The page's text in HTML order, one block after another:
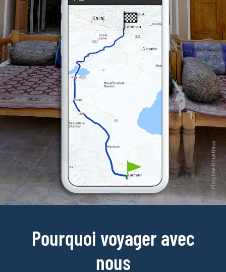
Pourquoi voyager avec
nous